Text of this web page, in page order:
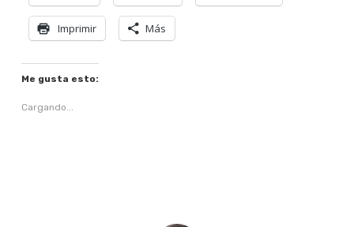
Imprimir Más
Me gusta esto:
Cargando...